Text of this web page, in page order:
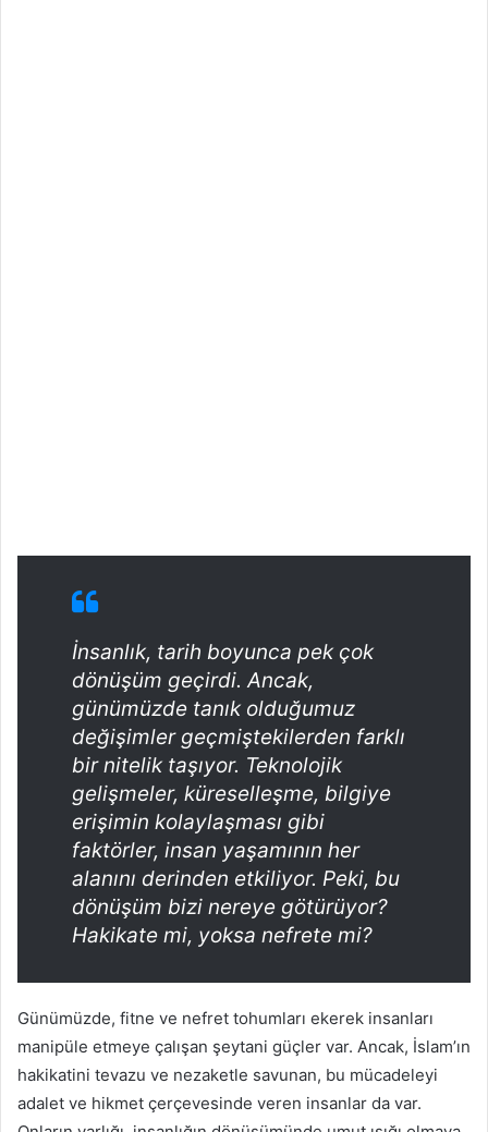
İnsanlık, tarih boyunca pek çok
dönüşüm geçirdi. Ancak,
günümüzde tanık olduğumuz
değişimler geçmiştekilerden farklı
bir nitelik taşıyor. Teknolojik
gelişmeler, küreselleşme, bilgiye
erişimin kolaylaşması gibi
faktörler, insan yaşamının her
alanını derinden etkiliyor. Peki, bu
dönüşüm bizi nereye götürüyor?
Hakikate mi, yoksa nefrete mi?
Günümüzde, fitne ve nefret tohumları ekerek insanları
manipüle etmeye çalışan şeytani güçler var. Ancak, İslam’ın
hakikatini tevazu ve nezaketle savunan, bu mücadeleyi
adalet ve hikmet çerçevesinde veren insanlar da var.